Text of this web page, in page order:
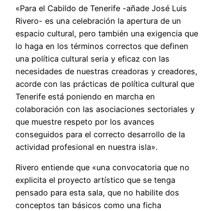
«Para el Cabildo de Tenerife -añade José Luis
Rivero- es una celebración la apertura de un
espacio cultural, pero también una exigencia que
lo haga en los términos correctos que definen
una política cultural seria y eficaz con las
necesidades de nuestras creadoras y creadores,
acorde con las prácticas de política cultural que
Tenerife está poniendo en marcha en
colaboración con las asociaciones sectoriales y
que muestre respeto por los avances
conseguidos para el correcto desarrollo de la
actividad profesional en nuestra isla».
Rivero entiende que «una convocatoria que no
explicita el proyecto artístico que se tenga
pensado para esta sala, que no habilite dos
conceptos tan básicos como una ficha